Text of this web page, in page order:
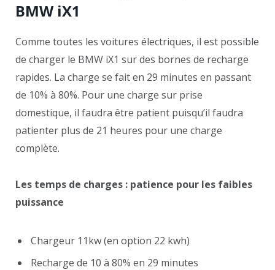
BMW iX1
Comme toutes les voitures électriques, il est possible
de charger le BMW iX1 sur des bornes de recharge
rapides. La charge se fait en 29 minutes en passant
de 10% à 80%. Pour une charge sur prise
domestique, il faudra être patient puisqu’il faudra
patienter plus de 21 heures pour une charge
complète.
Les temps de charges : patience pour les faibles
puissance
Chargeur 11kw (en option 22 kwh)
Recharge de 10 à 80% en 29 minutes